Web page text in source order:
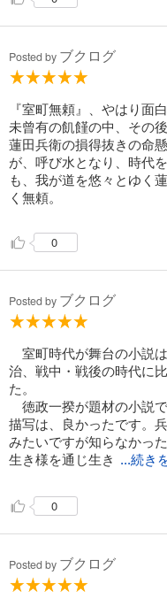
Posted by ブクログ
『室町無頼』、やはり面白
未曾有の飢饉の中、その
蓮田兵衛の損得抜きの命
が、呼び水となり、時代
も、我が道を悠々とゆく
く無頼。
0
Posted by ブクログ
室町時代が舞台の小説
治、戦中・戦後の時代に
た。
徳政一揆が題材の小説
描写は、良かったです。
みたいですが知らなかっ
生き様を通じ生き
...続き
0
Posted by ブクログ